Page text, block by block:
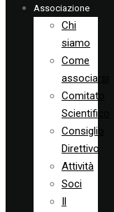
Associazione
Chi
siamo
Come
associarsi
Comitato
Scientifico
Consiglio
Direttivo
Attività
Soci
Il